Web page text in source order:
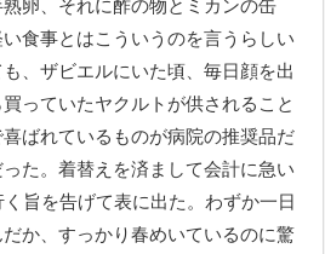
卵、それに酢の物とミカンの缶
食事とはこういうのを言うらしい
、ザビエルにいた頃、毎日顔を出
っていたヤクルトが供されること
ばれているものが病院の推奨品だ
た。着替えを済まして会計に急い
旨を告げて表に出た。わずか一日
か、すっかり春めいているのに驚